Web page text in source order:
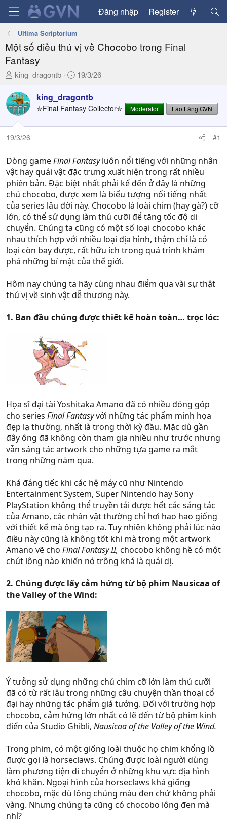
Đăng nhập Register
Ultima Scriptorium
Một số điều thú vị về Chocobo trong Final
Fantasy
T
r
e
a
d
s
t
a
r
t
e
r
king_dragontb
N
à
y
ử
19/3/26
king_dragontb
✯Final Fantasy Collector✯ Moderator Lão Làng GVN
19/3/26 #1
Dòng gameFinal Fantasyluôn nổi tiếng với những nhân
vật hay quái vật đặc trưng xuất hiện trong rất nhiều
phiên bản. Đặc biệt nhất phải kể đến ở đây là những
chú chocobo, được xem là biểu tượng nổi tiếng nhất
của series lâu đời này. Chocobo là loài chim (hay gà?) cỡ
lớn, có thể sử dụng làm thú cưỡi để tăng tốc độ di
chuyển. Chúng ta cũng có một số loại chocobo khác
nhau thích hợp với nhiều loại địa hình, thậm chí là có
loại còn bay được, rất hữu ích trong quá trình khám
phá những bí mật của thế giới.
Hôm nay chúng ta hãy cùng nhau điểm qua vài sự thật
thú vị về sinh vật dễ thương này.
1. Ban đầu chúng được thiết kế hoàn toàn… trọc lóc:
Họa sĩ đại tài Yoshitaka Amano đã có nhiều đóng góp
cho series Final Fantasyvới những tác phẩm minh họa
đẹp lạ thường, nhất là trong thời kỳ đầu. Mặc dù gần
đây ông đã không còn tham gia nhiều như trước nhưng
vẫn sáng tác artwork cho những tựa game ra mắt
trong những năm qua.
Khá đáng tiếc khi các hệ máy cũ như Nintendo
Entertainment System, Super Nintendo hay Sony
PlayStation không thể truyền tải được hết các sáng tác
của Amano, các nhân vật thường chỉ hơi hao hao giống
với thiết kế mà ông tạo ra. Tuy nhiên không phải lúc nào
điều này cũng là không tốt khi mà trong một artwork
Amano vẽ cho Final Fantasy II, chocobo không hề có một
chút lông nào khiến nó trông khá là quái dị.
2. Chúng được lấy cảm hứng từ bộ phim Nausicaa of
the Valley of the Wind:
Ý tưởng sử dụng những chú chim cỡ lớn làm thú cưỡi
đã có từ rất lâu trong những câu chuyện thần thoại cổ
đại hay những tác phẩm giả tưởng. Đối với trường hợp
chocobo, cảm hứng lớn nhất có lẽ đến từ bộ phim kinh
điển của Studio Ghibli, Nausicaa of the Valley of the Wind.
Trong phim, có một giống loài thuộc họ chim khổng lồ
được gọi là horseclaws. Chúng được loài người dùng
làm phương tiện di chuyển ở những khu vực địa hình
khó khăn. Ngoại hình của horseclaws khá giống
chocobo, mặc dù lông chúng màu đen chứ không phải
vàng. Nhưng chúng ta cũng có chocobo lông đen mà
nhỉ?